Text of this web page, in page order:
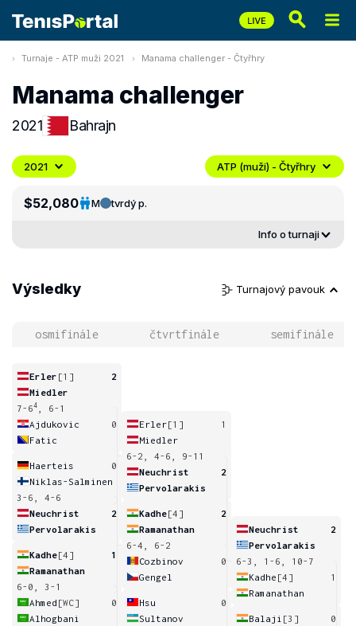
Turnaje - ATP muži 2021 Manama challenger - Čtyřhry
Manama challenger
2021 Bahrajn
2021 ATP (muži) - Čtyřhry
$52,080 M tvrdý p.
Info o turnaji
Výsledky Turnajový pavouk
osmifinále čtvrtfinále semifinále
Erler [1]
2
Miedler
7-64
, 6-1
Ajdukovic
0
Fatic
Haerteis
0
Niklas-Salminen
3-6, 4-6
Neuchrist
2
Pervolarakis
Kadhe[4]
1
Ramanathan
6-0, 3-1
Ahmed [WC]
0
Alhogbani
Erler[1]
1
Miedler
6-2, 4-6, 9-11
Neuchrist
2
Pervolarakis
Kadhe[4]
2
Ramanathan
6-4, 6-2
Cozbinov
0
Gengel
Hsu
0
Sultanov
Neuchrist
2
Pervolarakis
6-3, 1-6, 10-7
Kadhe [4]
1
Ramanathan
Balaji [3]
0